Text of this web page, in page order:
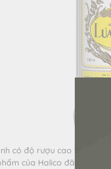
có độ rượu cao và được
của Halico đã có từ